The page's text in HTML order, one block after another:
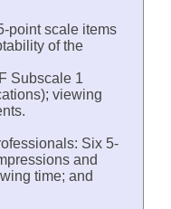
point scale items
of the
Subscale 1
viewing
Six 5-
and
time; and